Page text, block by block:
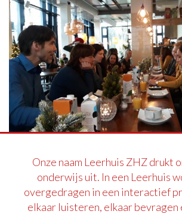
Onze naam Leerhuis ZHZ drukt
onderwijs uit. In een Leerhuis
overgedragen in een interactief
elkaar luisteren, elkaar bevragen